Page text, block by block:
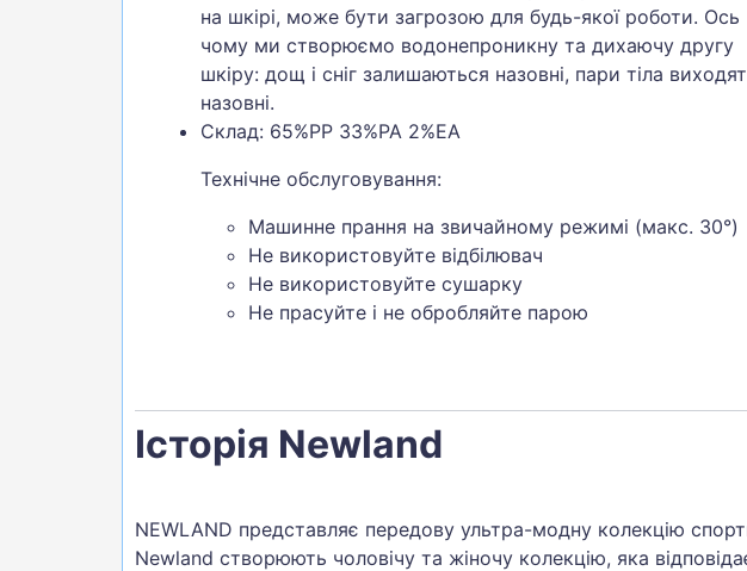
на шкірі, може бути загрозою для будь-якої роботи. Ось
чому ми створюємо водонепроникну та дихаючу другу
шкіру: дощ і сніг залишаються назовні, пари тіла
назовні.
Склад: 65%PP 33%PA 2%EA
Технічне обслуговування:
Машинне прання на звичайному режимі (макс. 30°)
Не використовуйте відбілювач
Не використовуйте сушарку
Не прасуйте і не обробляйте парою
Історія Newland
NEWLAND представляє передову ультра-модну колекцію
Newland створюють чоловічу та жіночу колекцію, яка